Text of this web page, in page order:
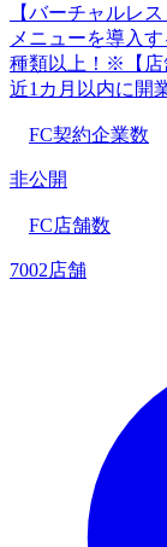
【バーチャルレ
メニューを導入
種類以上！※【店
近1カ月以内に開
FC契約企業数
非公開
FC店舗数
7002店舗